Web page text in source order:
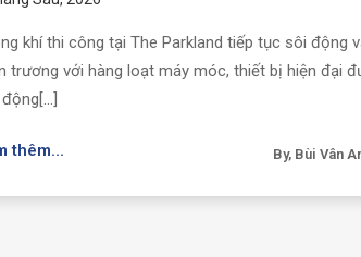
khí thi công tại The Parkland tiếp tục sôi động
trương với hàng loạt máy móc, thiết bị hiện đại
thêm... By, Bùi Vân